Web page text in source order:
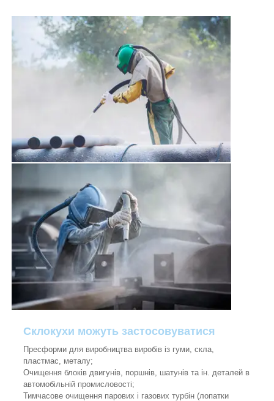
Склокухи можуть застосовуватися
Пресформи для виробництва виробів із гуми, скла,
пластмас, металу;
Очищення блоків двигунів, поршнів, шатунів та ін. деталей в
автомобільній промисловості;
Тимчасове очищення парових і газових турбін (лопатки